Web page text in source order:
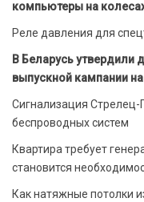
компьютеры на
Реле давления для
В Беларусь утвердили
выпускной кампании
Сигнализация
беспроводных систем
Квартира требует
становится
Как натяжные потолки